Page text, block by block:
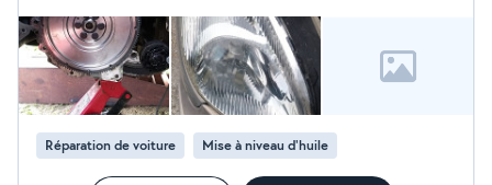
Réparation de voiture Mise à niveau d'huile